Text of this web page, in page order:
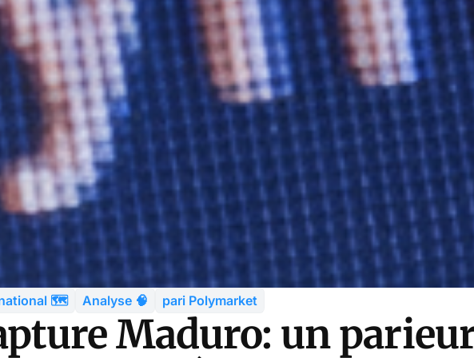
🗺️ Analyse 🧠 pari Polymarket
Maduro: un